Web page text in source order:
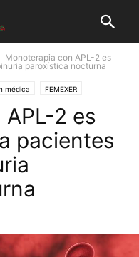
Monoterapia con APL-2 es
paroxística nocturna
médica FEMEXER
2 es
pacientes